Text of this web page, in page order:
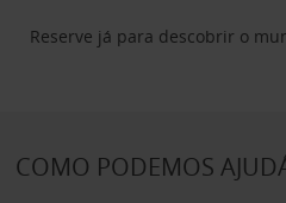
Reserve já para descobrir o
COMO PODEMOS